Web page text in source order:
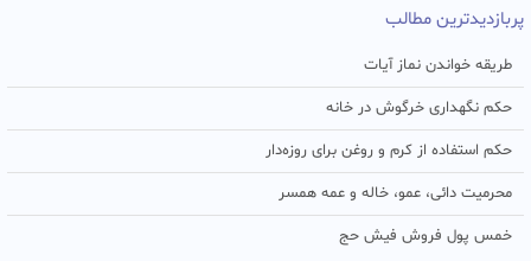
پربازدیدترین مطالب
طریقه خواندن نماز آیات
حکم نگهداری خرگوش در خانه
حکم استفاده از کرم و روغن برای روزه‌دار
محرمیت دائی، عمو، خاله و عمه همسر
خمس پول فروش فیش حج